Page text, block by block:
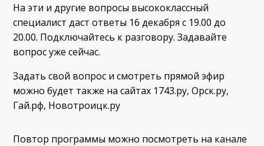
На эти и другие вопросы высококлассный
специалист даст ответы 16 декабря с 19.00 до
20.00. Подключайтесь к разговору. Задавайте
вопрос уже сейчас.
Задать свой вопрос и смотреть прямой эфир
можно будет также на сайтах 1743.ру, Орск.ру,
Гай.рф, Новотроицк.ру
Повтор программы можно посмотреть на канале